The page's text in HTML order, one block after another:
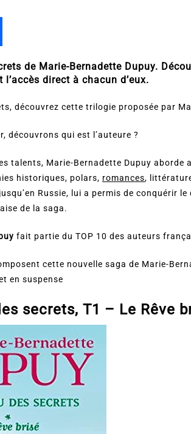
de Marie-Bernadette Dupuy.
direct à chacun d’eux.
découvrez cette trilogie proposée par
découvrons qui est l’auteure ?
talents, Marie-Bernadette Dupuy aborde
historiques, polars, romances,
Russie, lui a permis de conquérir
de la saga.
fait partie du TOP 10 des auteurs
cette nouvelle saga de Marie-
en suspense
secrets, T1 – Le Rêve
sentimentale